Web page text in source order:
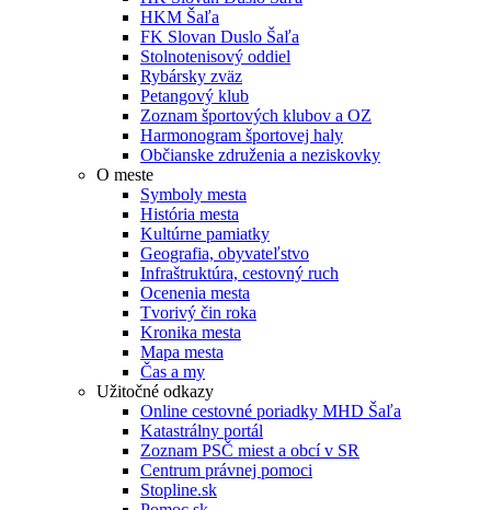
HKM Šaľa
FK Slovan Duslo Šaľa
Stolnotenisový oddiel
Rybársky zväz
Petangový klub
Zoznam športových klubov a OZ
Harmonogram športovej haly
Občianske združenia a neziskovky
O meste
Symboly mesta
História mesta
Kultúrne pamiatky
Geografia, obyvateľstvo
Infraštruktúra, cestovný ruch
Ocenenia mesta
Tvorivý čin roka
Kronika mesta
Mapa mesta
Čas a my
Užitočné odkazy
Online cestovné poriadky MHD Šaľa
Katastrálny portál
Zoznam PSČ miest a obcí v SR
Centrum právnej pomoci
Stopline.sk